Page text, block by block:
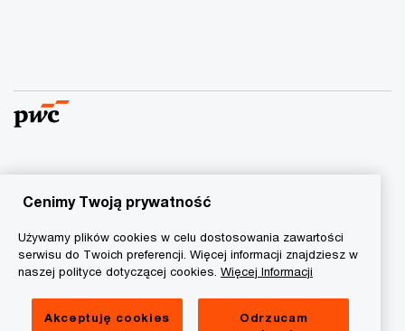
© 2015 - 2026 PwC. Wszelkie prawa zastrzeżone. Nazwa
PwC odnosi się do firm wchodzących w skład sieci PwC, z
informacji na stroniewww.pwc.com/structure.
Informacja o ciasteczkach
Cenimy Twoją prywatność
Używamy plików cookies w celu dostosowania zawartości
serwisu do Twoich preferencji. Więcej informacji znajdziesz w
naszej polityce dotyczącej cookies. Więcej Informacji
Akceptuję cookies
Odrzucam